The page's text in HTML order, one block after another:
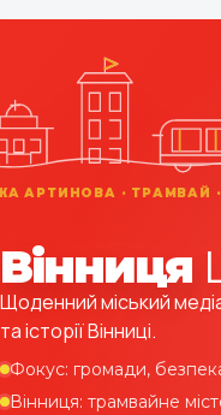
Вінниця
Щоденний міський
та історії Вінниці.
Фокус: громади,
Вінниця: трамвайне